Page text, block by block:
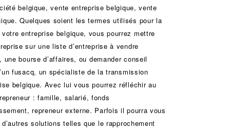
belgique, vente entreprise belgique, vente
Quelques soient les termes utilisés pour la
entreprise belgique, vous pourrez mettre
sur une liste d’entreprise à vendre
unebourse d’affaires, ou demander conseil
fusacq, un spécialiste de latransmission
belgique. Avec lui vous pourrez réfléchir au
:famille, salarié, fonds
, repreneur externe. Parfois il pourra vous
d’autres solutions telles que le rapprochement